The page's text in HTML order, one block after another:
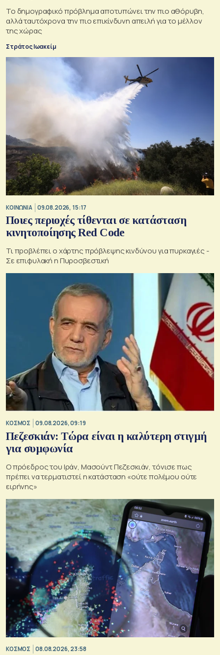
Το δημογραφικό πρόβλημα αποτυπώνει την πιο αθόρυβη,
αλλά ταυτόχρονα την πιο επικίνδυνη απειλή για το μέλλον
της χώρας
Στράτος Ιωακείμ
ΚΟΙΝΩΝΙΑ 09.08.2026, 15:17
Ποιες περιοχές τίθενται σε κατάσταση
κινητοποίησης Red Code
Τι προβλέπει ο χάρτης πρόβλεψης κινδύνου για πυρκαγιές -
Σε επιφυλακή η Πυροσβεστική
ΚΟΣΜΟΣ 09.08.2026, 09:19
Πεζεσκιάν: Τώρα είναι η καλύτερη στιγμή
για συμφωνία
Ο πρόεδρος του Ιράν, Μασούντ Πεζεσκιάν, τόνισε πως
πρέπει να τερματιστεί η κατάσταση «ούτε πολέμου ούτε
ειρήνης»
ΚΟΣΜΟΣ 08.08.2026, 23:58